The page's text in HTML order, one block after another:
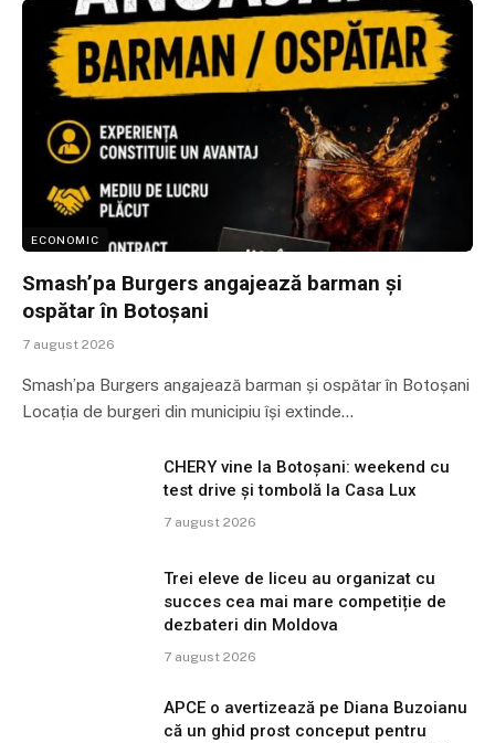
ECONOMIC
Smash’pa Burgers angajează barman și
ospătar în Botoșani
7 august 2026
Smash’pa Burgers angajează barman și ospătar în Botoșani
Locația de burgeri din municipiu își extinde…
CHERY vine la Botoșani: weekend cu
test drive și tombolă la Casa Lux
7 august 2026
Trei eleve de liceu au organizat cu
succes cea mai mare competiție de
dezbateri din Moldova
7 august 2026
APCE o avertizează pe Diana Buzoianu
că un ghid prost conceput pentru